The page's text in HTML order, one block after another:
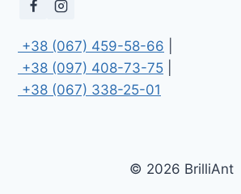
+38 (067) 459-58-66
+38 (097) 408-73-75
+38 (067) 338-25-01
© 2026 BrilliAnt